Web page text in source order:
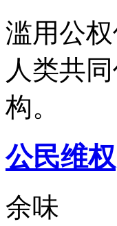
滥用公
人类共
构。
公民维权
余味